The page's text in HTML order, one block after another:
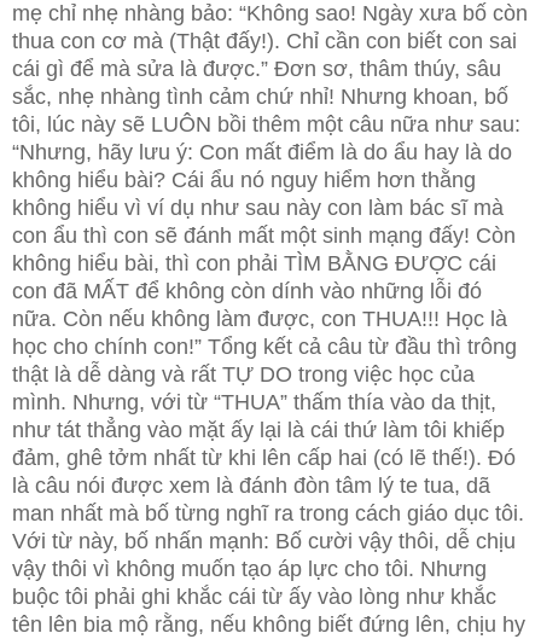
mẹ chỉ nhẹ nhàng bảo: “Không sao! Ngày xưa bố còn
thua con cơ mà (Thật đấy!). Chỉ cần con biết con sai
cái gì để mà sửa là được.” Đơn sơ, thâm thúy, sâu
sắc, nhẹ nhàng tình cảm chứ nhỉ! Nhưng khoan, bố
tôi, lúc này sẽ LUÔN bồi thêm một câu nữa như sau:
“Nhưng, hãy lưu ý: Con mất điểm là do ẩu hay là do
không hiểu bài? Cái ẩu nó nguy hiểm hơn thằng
không hiểu vì ví dụ như sau này con làm bác sĩ mà
con ẩu thì con sẽ đánh mất một sinh mạng đấy! Còn
không hiểu bài, thì con phải TÌM BẰNG ĐƯỢC cái
con đã MẤT để không còn dính vào những lỗi đó
nữa. Còn nếu không làm được, con THUA!!! Học là
học cho chính con!” Tổng kết cả câu từ đầu thì trông
thật là dễ dàng và rất TỰ DO trong việc học của
mình. Nhưng, với từ “THUA” thấm thía vào da thịt,
như tát thẳng vào mặt ấy lại là cái thứ làm tôi khiếp
đảm, ghê tởm nhất từ khi lên cấp hai (có lẽ thế!). Đó
là câu nói được xem là đánh đòn tâm lý te tua, dã
man nhất mà bố từng nghĩ ra trong cách giáo dục tôi.
Với từ này, bố nhấn mạnh: Bố cười vậy thôi, dễ chịu
vậy thôi vì không muốn tạo áp lực cho tôi. Nhưng
buộc tôi phải ghi khắc cái từ ấy vào lòng như khắc
tên lên bia mộ rằng, nếu không biết đứng lên, chịu hy